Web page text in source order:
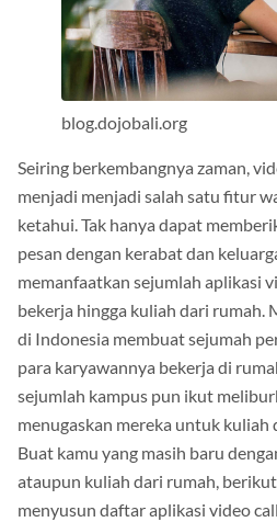
blog.dojobali.org
Seiring berkembangnya zaman,
menjadi menjadi salah satu fitur
ketahui. Tak hanya dapat
pesan dengan kerabat dan
memanfaatkan sejumlah aplikasi
bekerja hingga kuliah dari rumah.
di Indonesia membuat sejumah
para karyawannya bekerja di
sejumlah kampus pun ikut
menugaskan mereka untuk kuliah
Buat kamu yang masih baru
ataupun kuliah dari rumah,
menyusun daftar aplikasi video